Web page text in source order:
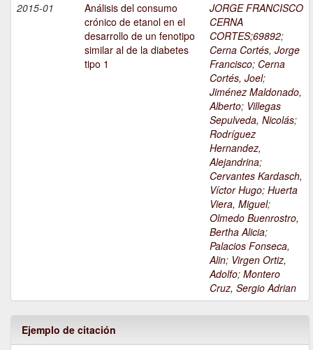
2015-01
Análisis del consumo
crónico de etanol en el
desarrollo de un fenotipo
similar al de la diabetes
tipo 1
JORGE FRANCISCO
CERNA
CORTES;69892;
Cerna Cortés, Jorge
Francisco; Cerna
Cortés, Joel;
Jiménez Maldonado,
Alberto; Villegas
Sepulveda, Nicolás;
Rodríguez
Hernandez,
Alejandrina;
Cervantes Kardasch,
Víctor Hugo; Huerta
Viera, Miguel;
Olmedo Buenrostro,
Bertha Alicia;
Palacios Fonseca,
Alin; Virgen Ortiz,
Adolfo; Montero
Cruz, Sergio Adrian
Ejemplo de citación